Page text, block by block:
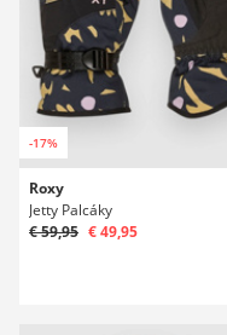
-17%
Roxy
Jetty Palcáky
€ 59,95 € 49,95